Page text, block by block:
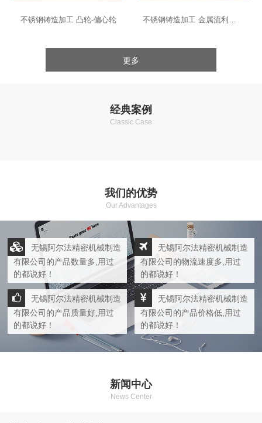
不锈钢铸造加工 凸轮-偏心轮 不锈钢铸造加工 金属流利条-导轨
更多
经典案例
Classic Case
我们的优势
Our Advantages
无锡阿尔法精密机械制造
有限公司的产品数量多,用过
的都说好！
无锡阿尔法精密机械制造
有限公司的物流速度多,用过
的都说好！
无锡阿尔法精密机械制造
有限公司的产品质量好,用过
的都说好！
无锡阿尔法精密机械制造
有限公司的产品价格低,用过
的都说好！
新闻中心
News Center